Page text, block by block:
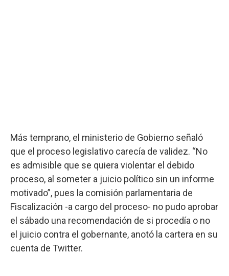
Más temprano, el ministerio de Gobierno señaló
que el proceso legislativo carecía de validez. “No
es admisible que se quiera violentar el debido
proceso, al someter a juicio político sin un informe
motivado”, pues la comisión parlamentaria de
Fiscalización -a cargo del proceso- no pudo aprobar
el sábado una recomendación de si procedía o no
el juicio contra el gobernante, anotó la cartera en su
cuenta de Twitter.